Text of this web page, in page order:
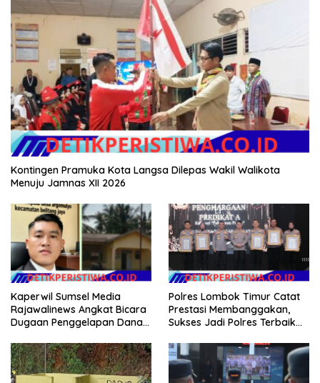
Kontingen Pramuka Kota Langsa Dilepas Wakil Walikota
Menuju Jamnas XII 2026
Kaperwil Sumsel Media
Rajawalinews Angkat Bicara
Dugaan Penggelapan Dana
Argomulyo Belitang Jaya
Hilang 3 Bulan Bawa
Anggaran Pembangunan
Polres Lombok Timur Catat
Prestasi Membanggakan,
Sukses Jadi Polres Terbaik
NTB